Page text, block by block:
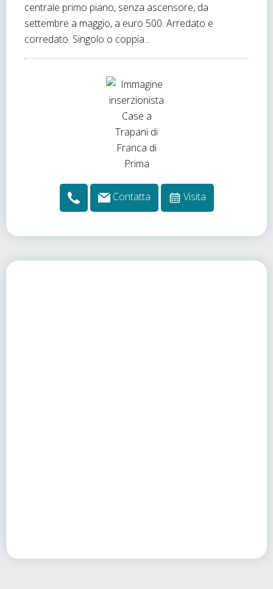
centrale primo piano, senza ascensore, da
settembre a maggio, a euro 500. Arredato e
corredato. Singolo o coppia...
Contatta Visita